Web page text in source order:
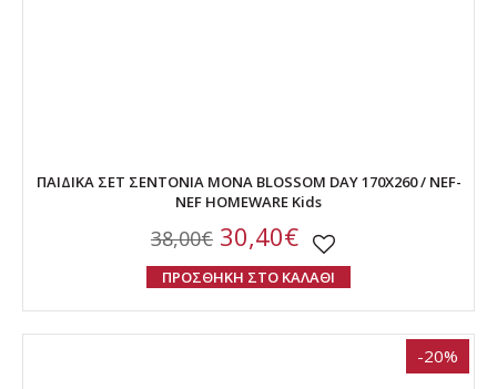
ΠΑΙΔΙΚΑ ΣΕΤ ΣΕΝΤΟΝΙΑ ΜΟΝΑ BLOSSOM DAY 170X260 / NEF-
NEF HOMEWARE Kids
38,00€ 30,40€
ΠΡΟΣΘΗΚΗ ΣΤΟ ΚΑΛΑΘΙ
-20%